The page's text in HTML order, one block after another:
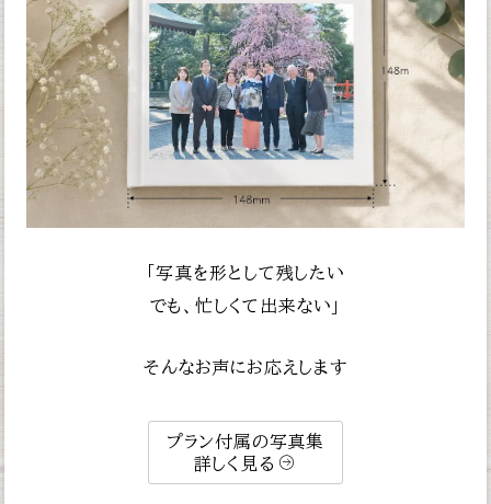
「写真を形として残したい
でも、忙しくて出来ない」
そんなお声にお応えします
プラン付属の写真集
詳しく見る